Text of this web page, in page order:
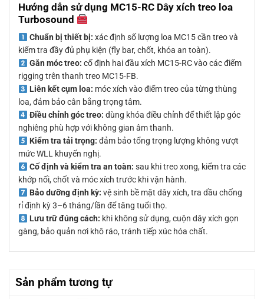
Hướng dẫn sử dụng MC15-RC Dây xích treo loa
Turbosound
Chuẩn bị thiết bị: xác định số lượng loa MC15 cần treo và
kiểm tra đầy đủ phụ kiện (fly bar, chốt, khóa an toàn).
Gắn móc treo: cố định hai đầu xích MC15-RC vào các điểm
rigging trên thanh treo MC15-FB.
Liên kết cụm loa: móc xích vào điểm treo của từng thùng
loa, đảm bảo cân bằng trọng tâm.
Điều chỉnh góc treo: dùng khóa điều chỉnh để thiết lập góc
nghiêng phù hợp với không gian âm thanh.
Kiểm tra tải trọng: đảm bảo tổng trọng lượng không vượt
mức WLL khuyến nghị.
Cố định và kiểm tra an toàn: sau khi treo xong, kiểm tra các
khớp nối, chốt và móc xích trước khi vận hành.
Bảo dưỡng định kỳ: vệ sinh bề mặt dây xích, tra dầu chống
rỉ định kỳ 3–6 tháng/lần để tăng tuổi thọ.
Lưu trữ đúng cách: khi không sử dụng, cuộn dây xích gọn
gàng, bảo quản nơi khô ráo, tránh tiếp xúc hóa chất.
Sản phẩm tương tự